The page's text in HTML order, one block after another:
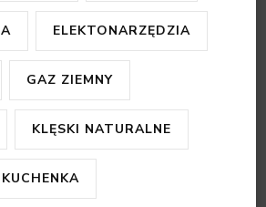
ELEKTONARZĘDZIA
GAZ ZIEMNY
KLĘSKI NATURALNE
KUCHENKA